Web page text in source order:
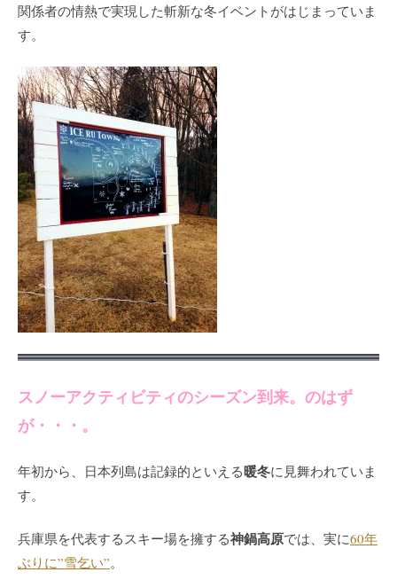
関係者の情熱で実現した斬新な冬イベントがはじまっていま
す。
スノーアクティビティのシーズン到来。のはず
が・・・。
年初から、日本列島は記録的といえる暖冬に見舞われていま
す。
兵庫県を代表するスキー場を擁する神鍋高原では、実に60年
ぶりに”雪乞い”。